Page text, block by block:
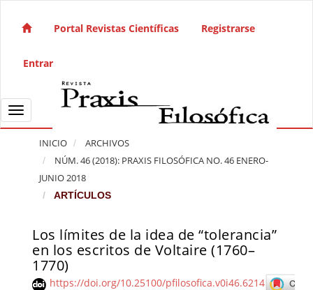
Navegación principal
Barra lateral
Portal Revistas Científicas Registrarse
Entrar
Toggle navigation
INICIO
ARCHIVOS
NÚM. 46 (2018): PRAXIS FILOSÓFICA NO. 46 ENERO-
JUNIO 2018
ARTÍCULOS
Los límites de la idea de “tolerancia”
en los escritos de Voltaire (1760–
1770)
https://doi.org/10.25100/pfilosofica.v0i46.6214
Barra lateral del artículo